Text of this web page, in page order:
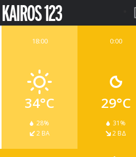
0:00
29°C
31%
2 ΒΔ
18:00
34°C
28%
2 ΒΑ